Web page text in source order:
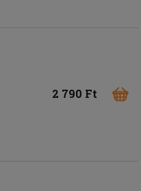
2 790 Ft